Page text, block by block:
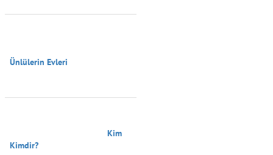
Ünlülerin Evleri
Kimdir?